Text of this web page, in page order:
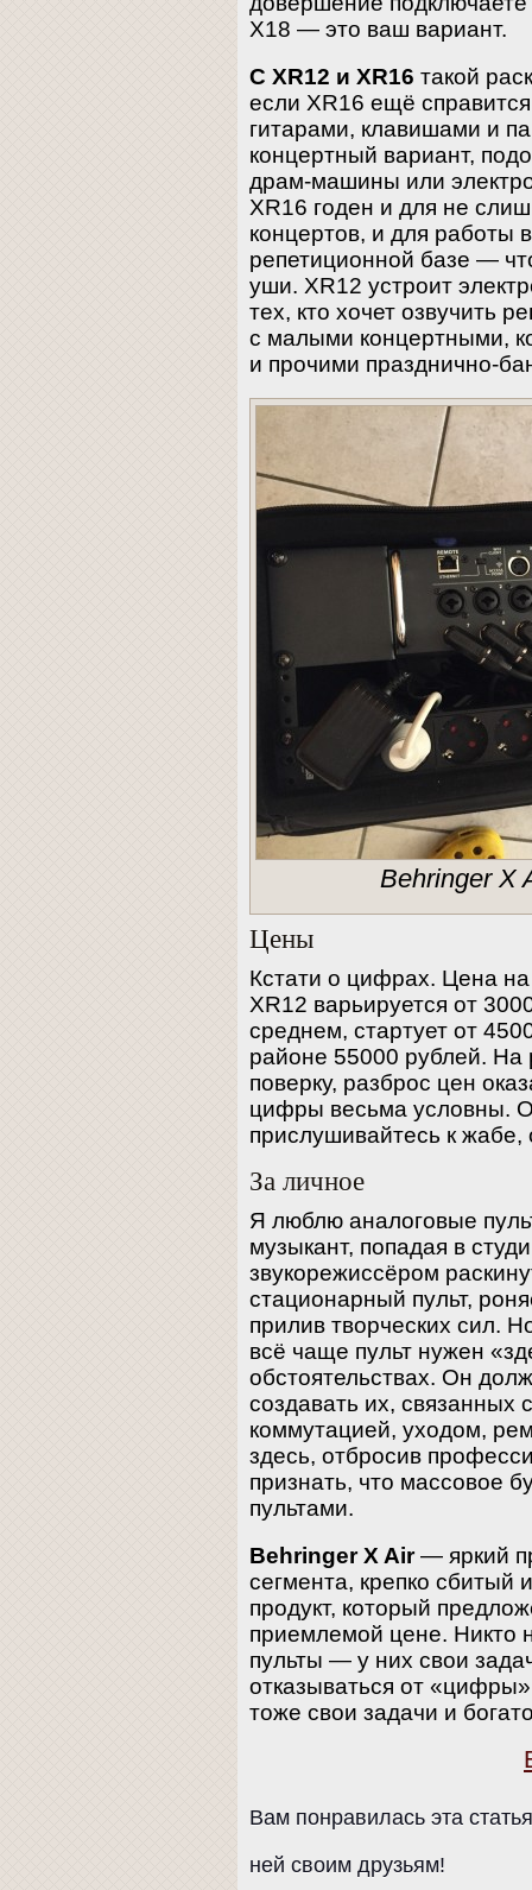
X18 — это ваш вариант.
С XR12 и XR16 такой
если XR16 ещё
гитарами, клавишами и
концертный вариант,
драм-машины или
XR16 годен и для не
концертов, и для работы
репетиционной базе —
уши. XR12 устроит
тех, кто хочет озвучить
с малыми концертными,
и прочими празднично-
Behringer X
Цены
Кстати о цифрах. Цена
XR12 варьируется от
среднем, стартует от
районе 55000 рублей. На
поверку, разброс цен
цифры весьма условны.
прислушивайтесь к жабе,
За личное
Я люблю аналоговые
музыкант, попадая в
звукорежиссёром
стационарный пульт,
прилив творческих сил.
всё чаще пульт нужен
обстоятельствах. Он
создавать их,
коммутацией, уходом,
здесь, отбросив
признать, что массовое
пультами.
Behringer X Air— яркий
сегмента, крепко
продукт, который
приемлемой цене. Никто
пульты — у них свои
отказываться от
тоже свои задачи и
Вам понравилась эта
ней своим друзьям!